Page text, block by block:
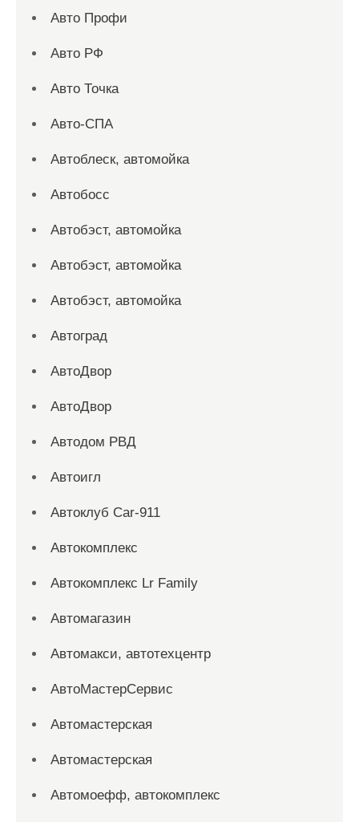
Авто Профи
Авто РФ
Авто Точка
Авто-СПА
Автоблеск, автомойка
Автобосс
Автобэст, автомойка
Автобэст, автомойка
Автобэст, автомойка
Автоград
АвтоДвор
АвтоДвор
Автодом РВД
Автоигл
Автоклуб Car-911
Автокомплекс
Автокомплекс Lr Family
Автомагазин
Автомакси, автотехцентр
АвтоМастерСервис
Автомастерская
Автомастерская
Автомоефф, автокомплекс